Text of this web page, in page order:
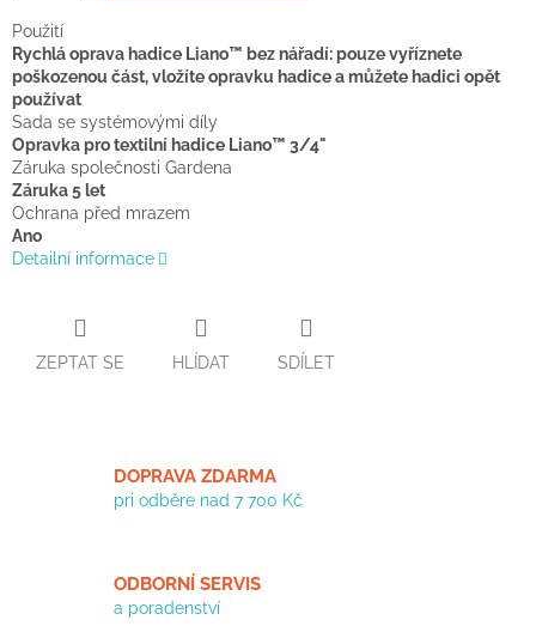
Použití
Rychlá oprava hadice Liano™ bez nářadí: pouze vyříznete
poškozenou část, vložíte opravku hadice a můžete hadici opět
používat
Sada se systémovými díly
Opravka pro textilní hadice Liano™ 3/4"
Záruka společnosti Gardena
Záruka 5 let
Ochrana před mrazem
Ano
Detailní informace
ZEPTAT SE HLÍDAT SDÍLET
DOPRAVA ZDARMA
pri odběre nad 7 700 Kč
ODBORNÍ SERVIS
a poradenství